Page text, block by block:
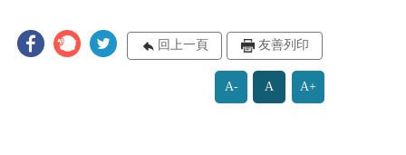
回上一頁 友善列印
A- A A+